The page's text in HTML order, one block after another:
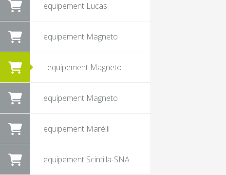
equipement Lucas
equipement Magneto
equipement Magneto
equipement Magneto
equipement Marélli
equipement Scintilla-SNA